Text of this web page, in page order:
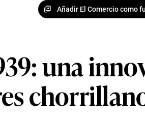
Añadir El Comercio como
una